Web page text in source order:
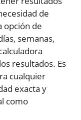
de
opción de
semanas,
resultados. Es
cualquier
exacta y
como